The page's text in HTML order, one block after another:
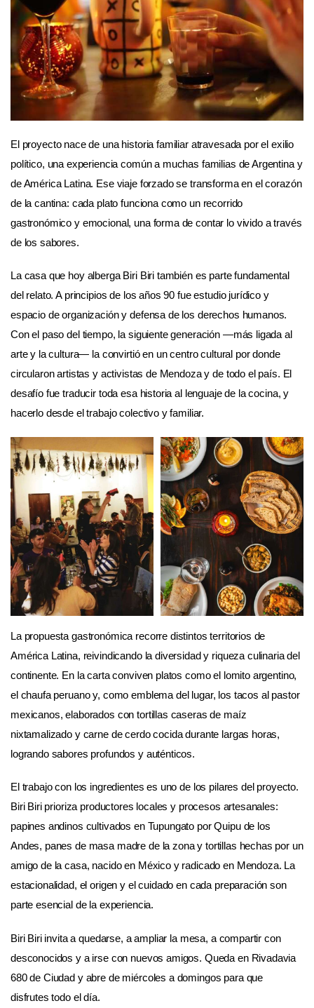
El proyecto nace de una historia familiar atravesada por el exilio
político, una experiencia común a muchas familias de Argentina y
de América Latina. Ese viaje forzado se transforma en el corazón
de la cantina: cada plato funciona como un recorrido
gastronómico y emocional, una forma de contar lo vivido a través
de los sabores.
La casa que hoy alberga Biri Biri también es parte fundamental
del relato. A principios de los años 90 fue estudio jurídico y
espacio de organización y defensa de los derechos humanos.
Con el paso del tiempo, la siguiente generación —más ligada al
arte y la cultura— la convirtió en un centro cultural por donde
circularon artistas y activistas de Mendoza y de todo el país. El
desafío fue traducir toda esa historia al lenguaje de la cocina, y
hacerlo desde el trabajo colectivo y familiar.
La propuesta gastronómica recorre distintos territorios de
América Latina, reivindicando la diversidad y riqueza culinaria del
continente. En la carta conviven platos como el lomito argentino,
el chaufa peruano y, como emblema del lugar, los tacos al pastor
mexicanos, elaborados con tortillas caseras de maíz
nixtamalizado y carne de cerdo cocida durante largas horas,
logrando sabores profundos y auténticos.
El trabajo con los ingredientes es uno de los pilares del proyecto.
Biri Biri prioriza productores locales y procesos artesanales:
papines andinos cultivados en Tupungato por Quipu de los
Andes, panes de masa madre de la zona y tortillas hechas por un
amigo de la casa, nacido en México y radicado en Mendoza. La
estacionalidad, el origen y el cuidado en cada preparación son
parte esencial de la experiencia.
Biri Biri invita a quedarse, a ampliar la mesa, a compartir con
desconocidos y a irse con nuevos amigos. Queda en Rivadavia
680 de Ciudad y abre de miércoles a domingos para que
disfrutes todo el día.